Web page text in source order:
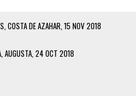
COSTA DE AZAHAR, 15 NOV 2018
AUGUSTA, 24 OCT 2018